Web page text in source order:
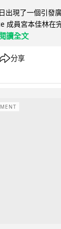
出現了一個引發
成員宮本佳林在
讀全文
分享